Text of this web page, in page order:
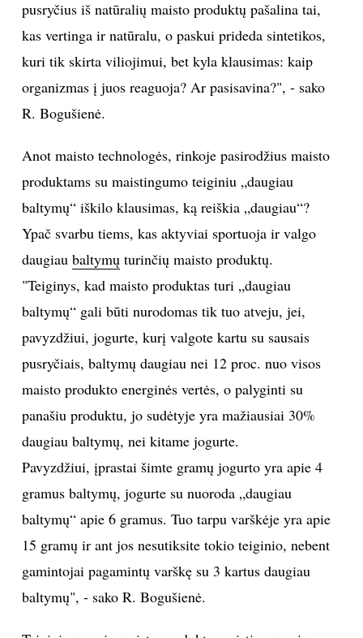
ISTORIJA
KNYGOS
INTERJERAS
VIRTUVĖ
RECEPTAI
VAIKAI
KONTAKTAI
PRIVATUMO POLITIKA
Sekite mus:
pusryčius iš natūralių maisto produktų pašalina tai,
kas vertinga ir natūralu, o paskui prideda sintetikos,
kuri tik skirta viliojimui, bet kyla klausimas: kaip
organizmas į juos reaguoja? Ar pasisavina?", - sako
R. Bogušienė.
Anot maisto technologės, rinkoje pasirodžius maisto
produktams su maistingumo teiginiu „daugiau
baltymų“ iškilo klausimas, ką reiškia „daugiau“?
Ypač svarbu tiems, kas aktyviai sportuoja ir valgo
daugiau baltymųturinčių maisto produktų.
"Teiginys, kad maisto produktas turi „daugiau
baltymų“ gali būti nurodomas tik tuo atveju, jei,
pavyzdžiui, jogurte, kurį valgote kartu su sausais
pusryčiais, baltymų daugiau nei 12 proc. nuo visos
maisto produkto energinės vertės, o palyginti su
panašiu produktu, jo sudėtyje yra mažiausiai 30%
daugiau baltymų, nei kitame jogurte.
Pavyzdžiui, įprastai šimte gramų jogurto yra apie 4
gramus baltymų, jogurte su nuoroda „daugiau
baltymų“ apie 6 gramus. Tuo tarpu varškėje yra apie
15 gramų ir ant jos nesutiksite tokio teiginio, nebent
gamintojai pagamintų varškę su 3 kartus daugiau
baltymų", - sako R. Bogušienė.